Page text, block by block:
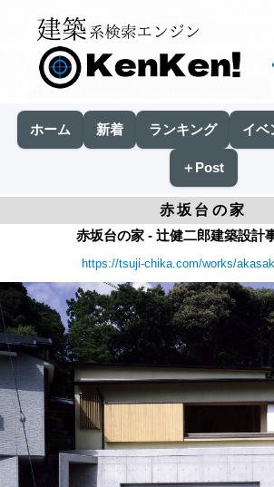
ホーム 新着 ランキング イベ
＋Post
赤坂台の家
赤坂台の家 - 辻健二郎建築設計
https://tsuji-chika.com/works/